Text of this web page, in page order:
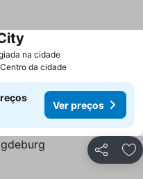
na cidade
da cidade
Ver preços
Partilhar